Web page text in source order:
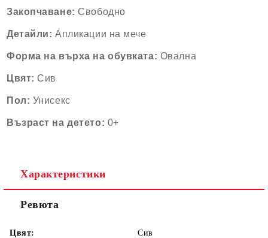
Закопчаване: Свободно
Детайли:Апликации на мече
Форма на върха на обувката: Овална
Цвят:Сив
Пол: Унисекс
Възраст на детето: 0+
Характеристики
Ревюта
Цвят:
Сив